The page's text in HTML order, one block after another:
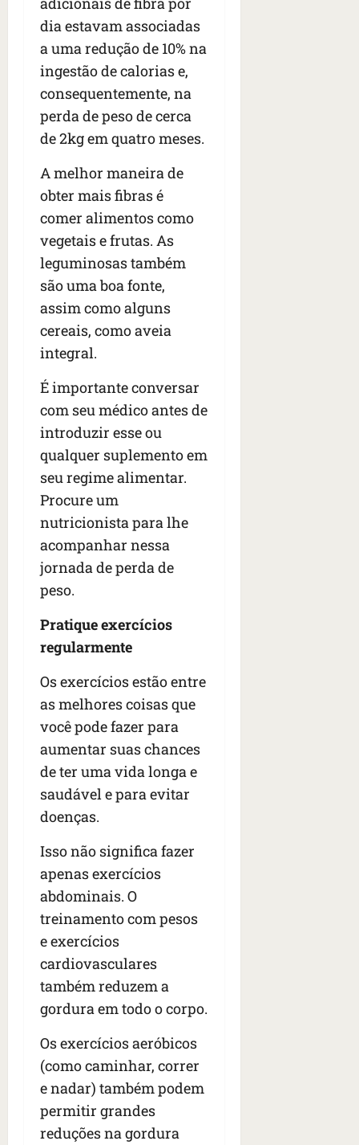
dia estavam associadas
a uma redução de 10% na
ingestão de calorias e,
consequentemente, na
perda de peso de cerca
de 2kg em quatro meses.
A melhor maneira de
obter mais fibras é
comer alimentos como
vegetais e frutas. As
leguminosas também
são uma boa fonte,
assim como alguns
cereais, como aveia
integral.
É importante conversar
com seu médico antes de
introduzir esse ou
qualquer suplemento em
seu regime alimentar.
Procure um
nutricionista para lhe
acompanhar nessa
jornada de perda de
peso.
Pratique exercícios
regularmente
Os exercícios estão entre
as melhores coisas que
você pode fazer para
aumentar suas chances
de ter uma vida longa e
saudável e para evitar
doenças.
Isso não significa fazer
apenas exercícios
abdominais. O
treinamento com pesos
e exercícios
cardiovasculares
também reduzem a
gordura em todo o corpo.
Os exercícios aeróbicos
(como caminhar, correr
e nadar) também podem
permitir grandes
reduções na gordura